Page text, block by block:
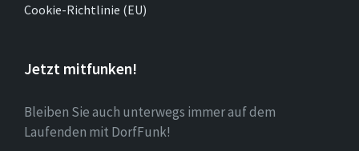
Cookie-Richtlinie (EU)
Jetzt mitfunken!
Bleiben Sie auch unterwegs immer auf dem
Laufenden mit DorfFunk!